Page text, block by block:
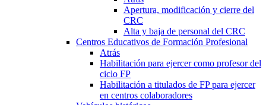
Apertura, modificación y cierre del
CRC
Alta y baja de personal del CRC
Centros Educativos de Formación Profesional
Atrás
Habilitación para ejercer como profesor del
ciclo FP
Habilitación a titulados de FP para ejercer
en centros colaboradores